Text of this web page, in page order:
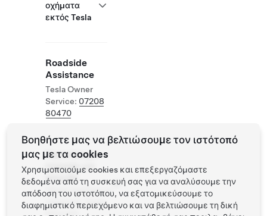
οχήματα
εκτός Tesla
Roadside
Assistance
Tesla Owner
Service: 07208
80470
Supercharger
ανοιχτός για
άλλα EV
Υποστηριζόμενα
οχήματα: Tesla,
άλλα EV
Βοηθήστε μας να βελτιώσουμε τον ιστότοπό
μας με τα cookies
Χρησιμοποιούμε cookies και επεξεργαζόμαστε
δεδομένα από τη συσκευή σας για να αναλύσουμε την
απόδοση του ιστοτόπου, να εξατομικεύσουμε το
διαφημιστικό περιεχόμενο και να βελτιώσουμε τη δική